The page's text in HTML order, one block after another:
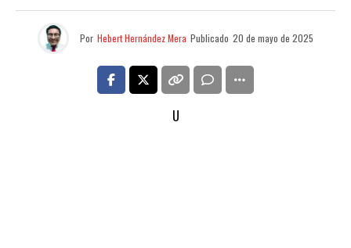
Por Hebert Hernández Mera Publicado 20 de mayo de 2025
U